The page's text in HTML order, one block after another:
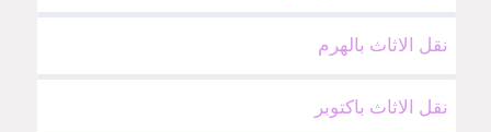
نقل الاثاث بالهرم
نقل الاثاث باكتوبر